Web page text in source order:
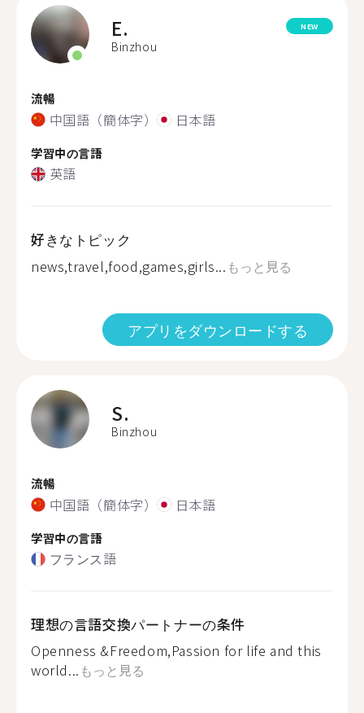
E.
Binzhou
NEW
流暢
中国語（簡体字） 日本語
学習中の言語
英語
好きなトピック
news,travel,food,games,girls... もっと見る
アプリをダウンロードする
S.
Binzhou
流暢
中国語（簡体字） 日本語
学習中の言語
フランス語
理想の言語交換パートナーの条件
Openness &Freedom,Passion for life and this
world... もっと見る